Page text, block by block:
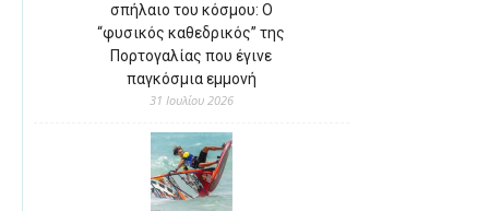
σπήλαιο του κόσμου: Ο
“φυσικός καθεδρικός” της
Πορτογαλίας που έγινε
παγκόσμια εμμονή
31 Ιουλίου 2026